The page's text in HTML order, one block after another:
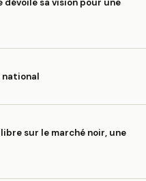
dévoile sa vision pour une
national
sur le marché noir, une